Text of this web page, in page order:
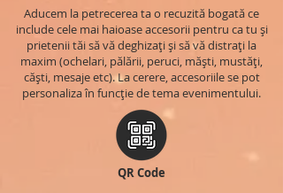
Aducem la petrecerea ta o recuzită bogată ce
include cele mai haioase accesorii pentru ca tu și
prietenii tăi să vă deghizați și să vă distrați la
maxim (ochelari, pălării, peruci, măști, mustăți,
căști, mesaje etc). La cerere, accesoriile se pot
personaliza în funcție de tema evenimentului.
QR Code